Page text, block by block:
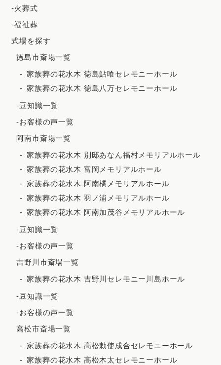
2023年12月
2023年11月
2023年10月
2023年9月
2023年8月
2023年7月
2023年6月
2023年3月
2023年2月
2023年1月
2022年12月
2022年5月
2022年4月
2022年3月
2022年2月
-火葬式
-福祉葬
式場を探す
徳島市斎場一覧
家族葬の花水木 徳島鮎喰セレモニーホール
家族葬の花水木 徳島八万セレモニーホール
-豆知識一覧
-お客様の声一覧
阿南市斎場一覧
家族葬の花水木 別邸あなん福村メモリアルホール
家族葬の花水木 富岡メモリアルホール
家族葬の花水木 阿南橘メモリアルホール
家族葬の花水木 羽ノ浦メモリアルホール
家族葬の花水木 阿南加茂谷メモリアルホール
-豆知識一覧
-お客様の声一覧
吉野川市斎場一覧
家族葬の花水木 吉野川セレモニー川島ホール
-豆知識一覧
-お客様の声一覧
高松市斎場一覧
家族葬の花水木 高松勅使成合セレモニーホール
家族葬の花水木 高松木太セレモニーホール